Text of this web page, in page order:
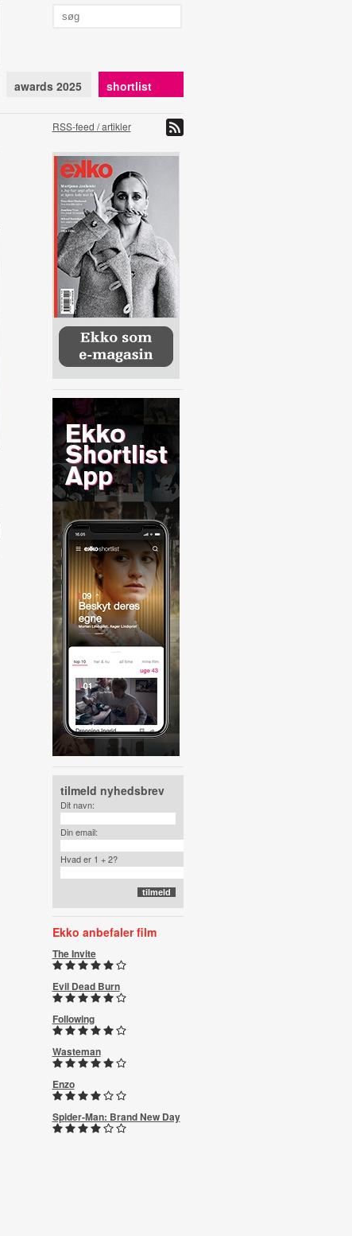
awards 2025 shortlist
RSS-feed / artikler
tilmeld nyhedsbrev
Dit navn:
Din email:
Hvad er 1 + 2?
Ekko anbefaler film
The Invite
Evil Dead Burn
Following
Wasteman
Enzo
Spider-Man: Brand New Day